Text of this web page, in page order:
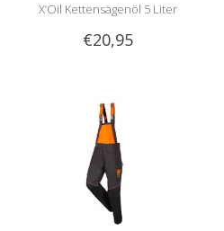
X’Oil Kettensägenöl 5 Liter
€20,95